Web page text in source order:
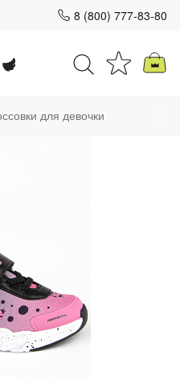
8 (800) 777-83-80
для девочки